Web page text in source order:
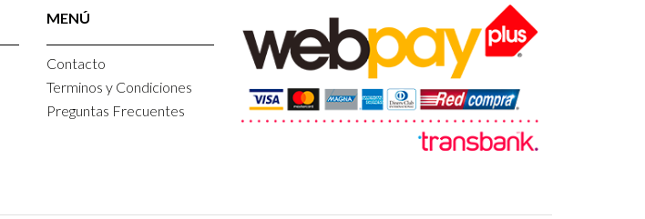
MENÚ
Contacto
Terminos y Condiciones
Preguntas Frecuentes